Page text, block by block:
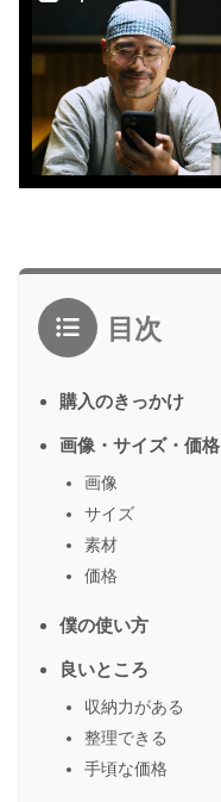
目次
購入のきっかけ
画像・サイズ・価格
画像
サイズ
素材
価格
僕の使い方
良いところ
収納力がある
整理できる
手頃な価格